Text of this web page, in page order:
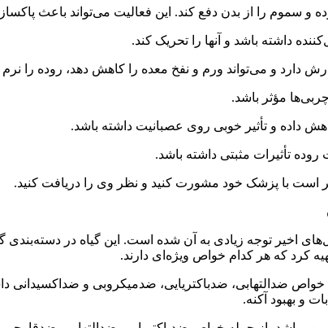
است با پزشک خود مشورت کنید و نظر وی را دریافت کنید.
اخیر توجه زیادی به آن شده است. این گیاه در
کرد که هر کدام خواص ویژه‌ای دارند.
ضدالتهابی، ضدباکتریایی، ضدمیکروبی و ضداکسیدانی
و بهبود آکنه.